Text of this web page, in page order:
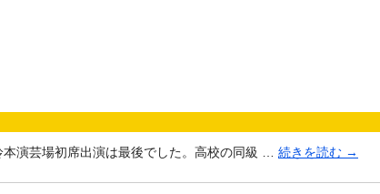
演芸場初席出演は最後でした。高校の同級 … 続きを読む →